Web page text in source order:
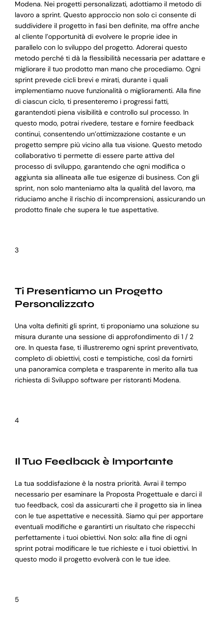
Modena. Nei progetti personalizzati, adottiamo il metodo di
lavoro a sprint. Questo approccio non solo ci consente di
suddividere il progetto in fasi ben definite, ma offre anche
al cliente l’opportunità di evolvere le proprie idee in
parallelo con lo sviluppo del progetto. Adorerai questo
metodo perché ti dà la flessibilità necessaria per adattare e
migliorare il tuo prodotto man mano che procediamo. Ogni
sprint prevede cicli brevi e mirati, durante i quali
implementiamo nuove funzionalità o miglioramenti. Alla fine
di ciascun ciclo, ti presenteremo i progressi fatti,
garantendoti piena visibilità e controllo sul processo. In
questo modo, potrai rivedere, testare e fornire feedback
continui, consentendo un’ottimizzazione costante e un
progetto sempre più vicino alla tua visione. Questo metodo
collaborativo ti permette di essere parte attiva del
processo di sviluppo, garantendo che ogni modifica o
aggiunta sia allineata alle tue esigenze di business. Con gli
sprint, non solo manteniamo alta la qualità del lavoro, ma
riduciamo anche il rischio di incomprensioni, assicurando un
prodotto finale che supera le tue aspettative.
3
Ti Presentiamo un Progetto
Personalizzato
Una volta definiti gli sprint, ti proponiamo una soluzione su
misura durante una sessione di approfondimento di 1 / 2
ore. In questa fase, ti illustreremo ogni sprint preventivato,
completo di obiettivi, costi e tempistiche, così da fornirti
una panoramica completa e trasparente in merito alla tua
richiesta di Sviluppo software per ristoranti Modena.
4
Il Tuo Feedback è Importante
La tua soddisfazione è la nostra priorità. Avrai il tempo
necessario per esaminare la Proposta Progettuale e darci il
tuo feedback, così da assicurarti che il progetto sia in linea
con le tue aspettative e necessità. Siamo qui per apportare
eventuali modifiche e garantirti un risultato che rispecchi
perfettamente i tuoi obiettivi. Non solo: alla fine di ogni
sprint potrai modificare le tue richieste e i tuoi obiettivi. In
questo modo il progetto evolverà con le tue idee.
5